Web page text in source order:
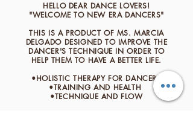
HELLO DEAR DANCE LOVERS!
"WELCOME TO NEW ERA DANCERS"
THIS IS A PRODUCT OF MS. MARCIA
DELGADO ​DESIGNED TO IMPROVE THE
DANCER'S TECHNIQUE IN ORDER TO
HELP THEM TO HAVE A BETTER LIFE.
•HOLISTIC THERAPY FOR DANCERS
•TRAINING AND HEALTH
•TECHNIQUE AND FLOW